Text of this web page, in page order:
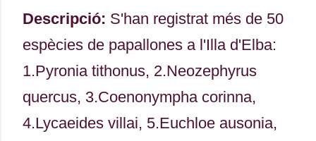
Descripció: S'han registrat més de 50
espècies de papallones a l'Illa d'Elba:
1.Pyronia tithonus, 2.Neozephyrus
quercus, 3.Coenonympha corinna,
4.Lycaeides villai, 5.Euchloe ausonia,